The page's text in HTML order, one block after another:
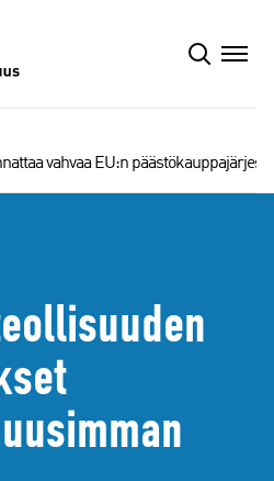
vahvaa EU:n